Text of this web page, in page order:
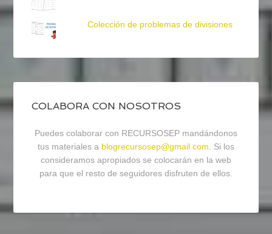
Colección de problemas de divisiones
COLABORA CON NOSOTROS
Puedes colaborar con RECURSOSEP mandándonos
tus materiales a blogrecursosep@gmail.com. Si los
consideramos apropiados se colocarán en la web
para que el resto de seguidores disfruten de ellos.